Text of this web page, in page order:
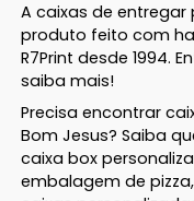
A caixas de entregar
produto feito com
R7Print desde 1994.
saiba mais!
Precisa encontrar
Bom Jesus? Saiba
caixa box
embalagem de